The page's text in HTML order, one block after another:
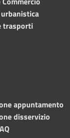
trasporti
appuntamento
disservizio